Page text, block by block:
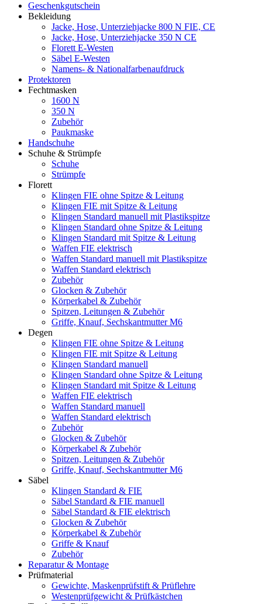
Geschenkgutschein
Bekleidung
Jacke, Hose, Unterziehjacke 800 N FIE, CE
Jacke, Hose, Unterziehjacke 350 N CE
Florett E-Westen
Säbel E-Westen
Namens- & Nationalfarbenaufdruck
Protektoren
Fechtmasken
1600 N
350 N
Zubehör
Paukmaske
Handschuhe
Schuhe & Strümpfe
Schuhe
Strümpfe
Florett
Klingen FIE ohne Spitze & Leitung
Klingen FIE mit Spitze & Leitung
Klingen Standard manuell mit Plastikspitze
Klingen Standard ohne Spitze & Leitung
Klingen Standard mit Spitze & Leitung
Waffen FIE elektrisch
Waffen Standard manuell mit Plastikspitze
Waffen Standard elektrisch
Zubehör
Glocken & Zubehör
Körperkabel & Zubehör
Spitzen, Leitungen & Zubehör
Griffe, Knauf, Sechskantmutter M6
Degen
Klingen FIE ohne Spitze & Leitung
Klingen FIE mit Spitze & Leitung
Klingen Standard manuell
Klingen Standard ohne Spitze & Leitung
Klingen Standard mit Spitze & Leitung
Waffen FIE elektrisch
Waffen Standard manuell
Waffen Standard elektrisch
Zubehör
Glocken & Zubehör
Körperkabel & Zubehör
Spitzen, Leitungen & Zubehör
Griffe, Knauf, Sechskantmutter M6
Säbel
Klingen Standard & FIE
Säbel Standard & FIE manuell
Säbel Standard & FIE elektrisch
Glocken & Zubehör
Körperkabel & Zubehör
Griffe & Knauf
Zubehör
Reparatur & Montage
Prüfmaterial
Gewichte, Maskenprüfstift & Prüflehre
Westenprüfgewicht & Prüfkästchen